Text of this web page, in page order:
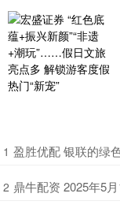
1 盈胜优配 银联的绿
2 鼎牛配资 2025年5